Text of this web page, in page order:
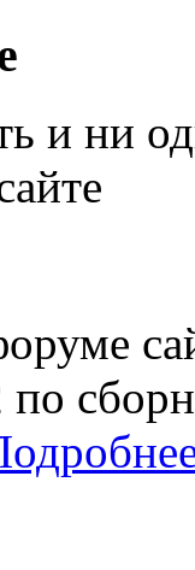
и ни